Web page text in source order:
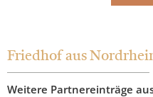
Friedhof aus
Weitere Partnereinträge